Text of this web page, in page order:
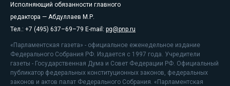
Исполняющий обязанности главного
редактора — Абдуллаев М.Р.
Тел.: +7 (495) 637–69–79 E-mail: pg@pnp.ru
«Парламентская газета» - официальное еженедельное издание
Федерального Собрания РФ. Издается с 1997 года. Учредители
газеты - Государственная Дума и Совет Федерации РФ. Официальный
публикатор федеральных конституционных законов, федеральных
законов и актов палат Федерального Собрания. «Парламентская